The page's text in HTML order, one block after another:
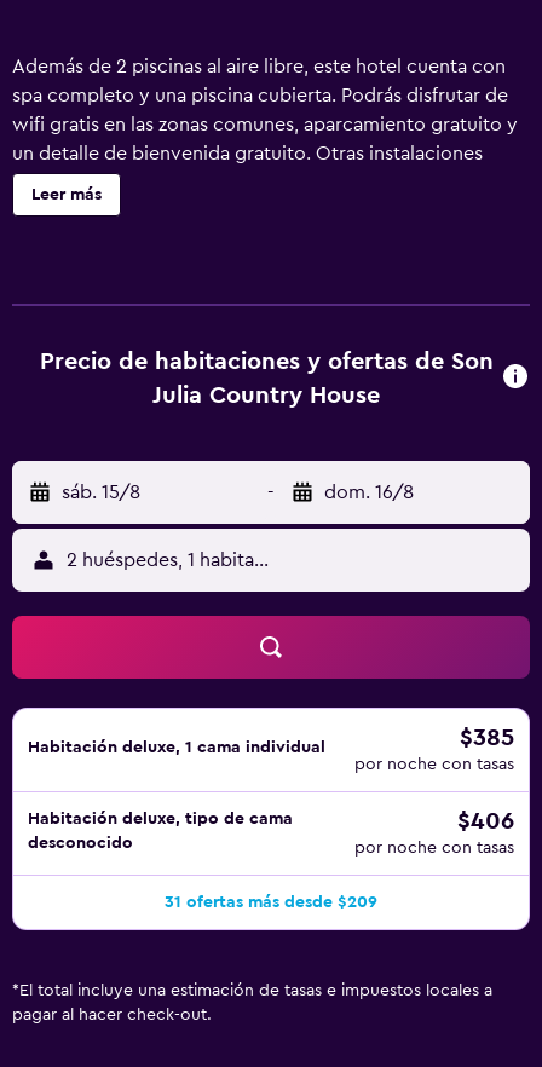
Además de 2 piscinas al aire libre, este hotel cuenta con
spa completo y una piscina cubierta. Podrás disfrutar de
wifi gratis en las zonas comunes, aparcamiento gratuito y
un detalle de bienvenida gratuito. Otras instalaciones
incluyen un restaurante, un centro de bienestar y un bar o
lounge. Son Julia Country House & Spa ofrece 32
gratuitos. Este hotel en Llucmajor ofrece acceso a Internet
wifi gratis. Entre las comodidades especialmente
habitaciones también incluyen caja fuerte y cafetera y
tetera. Se ofrece servicio nocturno de descubierta y
servicio de limpieza todos los días. Las habitaciones de
este alojamiento fueron completamente renovadas en
febrero de 2023. Este hotel dispone de una pista de tenis
al aire libre y centro de bienestar. En el alojamiento hay 2
piscinas al aire libre además de piscina cubierta. Otros
servicios de ocio y esparcimiento incluyen una bañera de
hidromasaje, sauna y gimnasio abierto las 24 horas. Se
pueden practicar las actividades de ocio y esparcimiento
que se indican más abajo en las instalaciones o cerca del
alojamiento (es posible que se aplique un recargo).
Leer más
Precio de habitaciones y ofertas de Son
Julia Country House
sáb. 15/8 - dom. 16/8
2 huéspedes, 1 habitación
Habitación deluxe, 1 cama individual $385
por noche con tasas
Habitación deluxe, tipo de cama
desconocido
$406
por noche con tasas
31 ofertas más desde $209
* El total incluye una estimación de tasas e impuestos locales a
pagar al hacer check-out.